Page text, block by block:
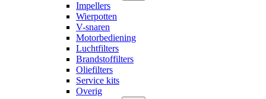
Impellers
Wierpotten
V-snaren
Motorbediening
Luchtfilters
Brandstoffilters
Oliefilters
Service kits
Overig